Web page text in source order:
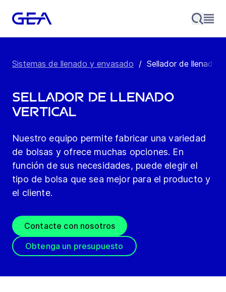
Sistemas de llenado y envasado / Sellador de llenado
Sellador de llenado
vertical
Nuestro equipo permite fabricar una variedad
de bolsas y ofrece muchas opciones. En
función de sus necesidades, puede elegir el
tipo de bolsa que sea mejor para el producto y
el cliente.
Contacte con nosotros
Obtenga un presupuesto